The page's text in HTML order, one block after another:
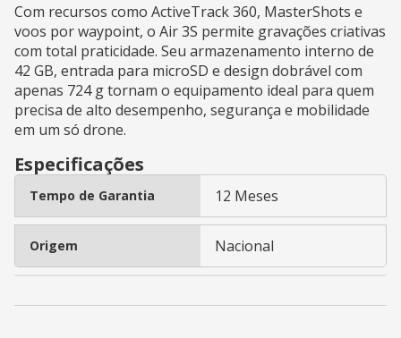
Com recursos como ActiveTrack 360, MasterShots e
voos por waypoint, o Air 3S permite gravações criativas
com total praticidade. Seu armazenamento interno de
42 GB, entrada para microSD e design dobrável com
apenas 724 g tornam o equipamento ideal para quem
precisa de alto desempenho, segurança e mobilidade
em um só drone.
Especificações
Tempo de Garantia 12 Meses
Origem Nacional